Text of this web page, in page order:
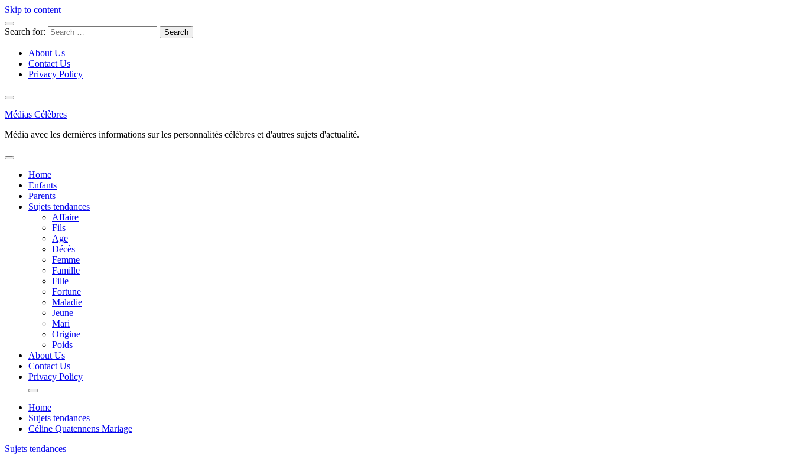
Skip to content
Search for:
About Us
Contact Us
Privacy Policy
Médias Célèbres
Média avec les dernières informations sur les personnalités célèbres et d'autres sujets d'actualité.
Home
Enfants
Parents
Sujets tendances
Affaire
Fils
Age
Décès
Femme
Famille
Fille
Fortune
Maladie
Jeune
Mari
Origine
Poids
About Us
Contact Us
Privacy Policy
Home
Sujets tendances
Céline Quatennens Mariage
Sujets tendances